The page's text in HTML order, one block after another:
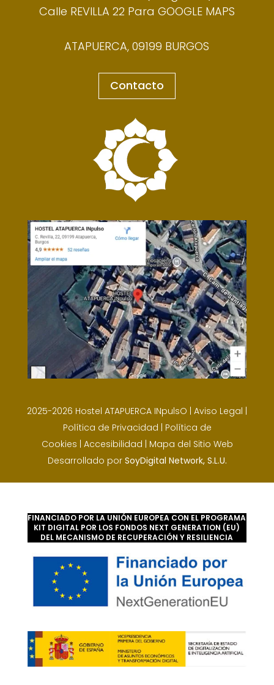
Calle REVILLA 22 Para GOOGLE MAPS
ATAPUERCA, 09199 BURGOS
Contacto
2025-2026 Hostel ATAPUERCA INpulsO | Aviso Legal |
Política de Privacidad | Política de
Cookies | Accesibilidad | Mapa del Sitio Web
Desarrollado por SoyDigital Network, S.L.U.
FINANCIADO POR LA UNIÓN EUROPEA CON EL PROGRAMA
KIT DIGITAL POR LOS FONDOS NEXT GENERATION (EU)
DEL MECANISMO DE RECUPERACIÓN Y RESILIENCIA